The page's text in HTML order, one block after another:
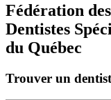
Fédération des
Dentistes
du Québec
Trouver un